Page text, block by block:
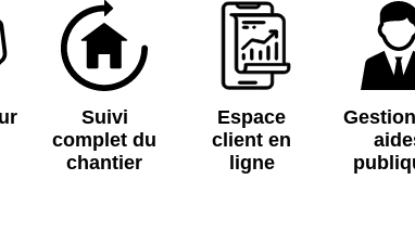
Suivi
complet du
chantier
Espace
client en
ligne